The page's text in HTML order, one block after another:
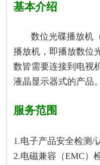
基本介绍
数位光碟播放机（
播放机，即播放数位
数皆需要连接到电视
液晶显示器式的产品。
服务范围
1.电子产品安全检测/
2.电磁兼容（EMC）